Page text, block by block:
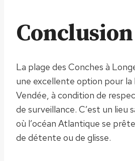
Conclusion
La plage des Conches à
une excellente option pour la
Vendée, à condition de
de surveillance. C’est un lieu
où l’océan Atlantique se
de détente ou de glisse.